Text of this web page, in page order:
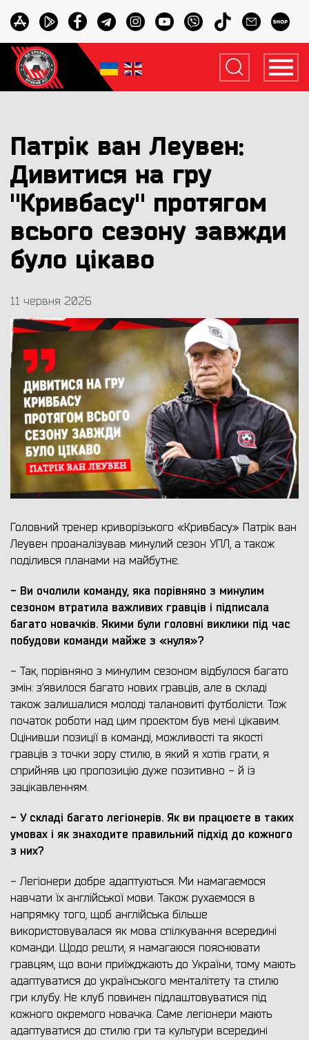
Патрік ван Леувен:
Дивитися на гру
"Кривбасу" протягом
всього сезону завжди
було цікаво
11 червня 2026
Головний тренер криворізького «Кривбасу» Патрік ван
Леувен проаналізував минулий сезон УПЛ, а також
поділився планами на майбутнє.
- Ви очолили команду, яка порівняно з минулим
сезоном втратила важливих гравців і підписала
багато новачків. Якими були головні виклики під час
побудови команди майже з «нуля»?
- Так, порівняно з минулим сезоном відбулося багато
змін: з’явилося багато нових гравців, але в складі
також залишалися молоді талановиті футболісти. Тож
початок роботи над цим проєктом був мені цікавим.
Оцінивши позиції в команді, можливості та якості
гравців з точки зору стилю, в який я хотів грати, я
сприйняв цю пропозицію дуже позитивно - й із
зацікавленням.
- У складі багато легіонерів. Як ви працюєте в таких
умовах і як знаходите правильний підхід до кожного
з них?
- Легіонери добре адаптуються. Ми намагаємося
навчати їх англійської мови. Також рухаємося в
напрямку того, щоб англійська більше
використовувалася як мова спілкування всередині
команди. Щодо решти, я намагаюся пояснювати
гравцям, що вони приїжджають до України, тому мають
адаптуватися до українського менталітету та стилю
гри клубу. Не клуб повинен підлаштовуватися під
кожного окремого новачка. Саме легіонери мають
адаптуватися до стилю гри та культури всередині